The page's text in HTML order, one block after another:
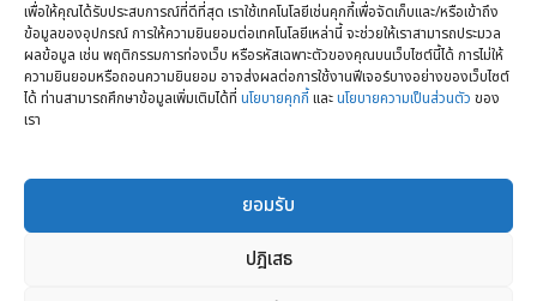
เพื่อให้คุณได้รับประสบการณ์ที่ดีที่สุด เราใช้เทคโนโลยีเช่นคุกกี้เพื่อจัดเก็บและ/หรือเข้าถึง
ข้อมูลของอุปกรณ์ การให้ความยินยอมต่อเทคโนโลยีเหล่านี้ จะช่วยให้เราสามารถประมวล
ผลข้อมูล เช่น พฤติกรรมการท่องเว็บ หรือรหัสเฉพาะตัวของคุณบนเว็บไซต์นี้ได้ การไม่ให้
ความยินยอมหรือถอนความยินยอม อาจส่งผลต่อการใช้งานฟีเจอร์บางอย่างของเว็บไซต์
ได้ ท่านสามารถศึกษาข้อมูลเพิ่มเติมได้ที่ นโยบายคุกกี้ และนโยบายความเป็นส่วนตัว ของ
เรา
ยอมรับ
ปฎิเสธ